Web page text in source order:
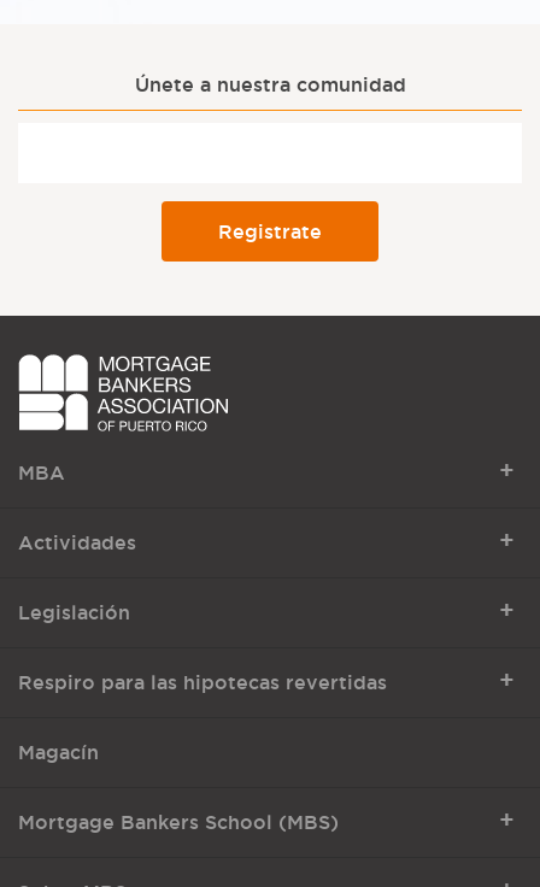
Únete a nuestra comunidad
MBA +
Actividades +
Legislación +
Respiro para las hipotecas revertidas +
Magacín
Mortgage Bankers School (MBS) +